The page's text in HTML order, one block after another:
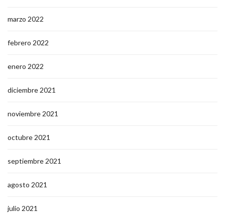
marzo 2022
febrero 2022
enero 2022
diciembre 2021
noviembre 2021
octubre 2021
septiembre 2021
agosto 2021
julio 2021